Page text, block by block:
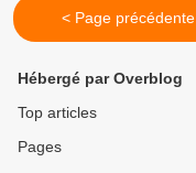
< Page précédente
Hébergé par Overblog
Top articles
Pages